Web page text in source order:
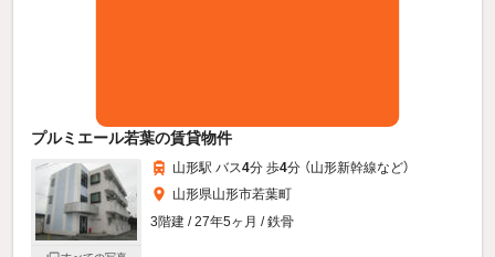
プルミエール若葉の賃貸物件
山形駅 バス4分 歩4分 （山形新幹線など）
山形県山形市若葉町
3階建 / 27年5ヶ月 / 鉄骨